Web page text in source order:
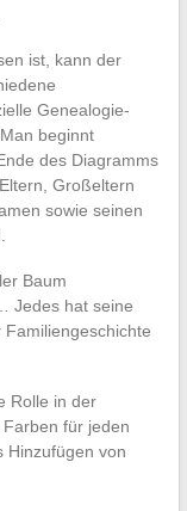
ist, kann der
Genealogie-
beginnt
des Diagramms
Großeltern
sowie seinen
Baum
Jedes hat seine
Rolle in der
für jeden
Hinzufügen von